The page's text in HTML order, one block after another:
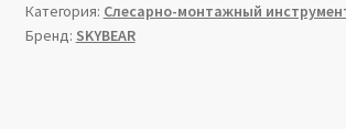
Категория: Слесарно-монтажный
Бренд: SKYBEAR